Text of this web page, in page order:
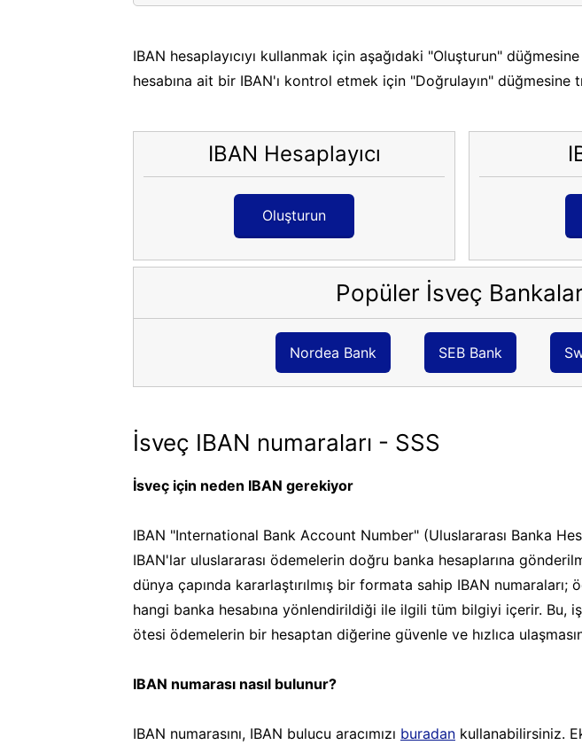
IBAN hesaplayıcıyı kullanmak için aşağıdaki "Oluşturun"
hesabına ait bir IBAN'ı kontrol etmek için "Doğrulayın" düğmesine
IBAN Hesaplayıcı
Oluşturun
Popüler İsveç
Nordea Bank SEB Bank
İsveç IBAN numaraları - SSS
İsveç için neden IBAN gerekiyor
IBAN "International Bank Account Number" (Uluslararası Banka
IBAN'lar uluslararası ödemelerin doğru banka hesaplarına
dünya çapında kararlaştırılmış bir formata sahip IBAN
hangi banka hesabına yönlendirildiği ile ilgili tüm bilgiyi içerir. Bu,
ötesi ödemelerin bir hesaptan diğerine güvenle ve hızlıca
IBAN numarası nasıl bulunur?
IBAN numarasını, IBAN bulucu aracımızı buradan kullanabilirsiniz.